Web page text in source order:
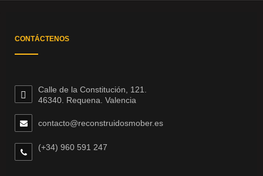
CONTÁCTENOS
Calle de la Constitución, 121.
46340. Requena. Valencia
contacto@reconstruidosmober.es
(+34) 960 591 247